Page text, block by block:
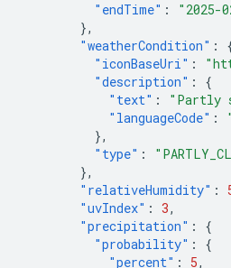
"endTime" :
"2025-
},
"weatherCondition" :
"iconBaseUri" :
"description" :
{
"text" : "Partly
"languageCode" :
},
"type" :
},
"relativeHumidity" :
"uvIndex" : 3,
"precipitation" :
{
"probability" :
{
"percent" : 5,